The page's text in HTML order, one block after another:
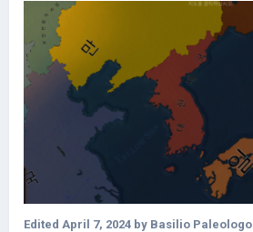
Edited April 7, 2024 by Basilio Paleologo